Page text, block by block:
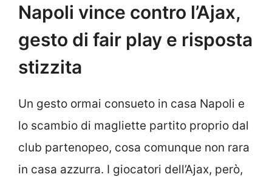
Napoli vince contro l’Ajax,
gesto di fair play e risposta
stizzita
Un gesto ormai consueto in casa Napoli e
lo scambio di magliette partito proprio dal
club partenopeo, cosa comunque non rara
in casa azzurra. I giocatori dell’Ajax, però,